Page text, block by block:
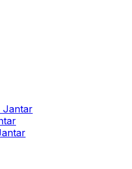
Jantar